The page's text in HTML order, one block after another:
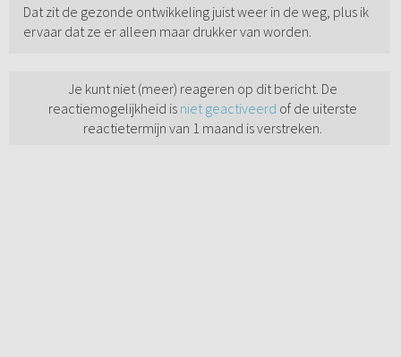
Dat zit de gezonde ontwikkeling juist weer in de weg, plus ik
ervaar dat ze er alleen maar drukker van worden.
Je kunt niet (meer) reageren op dit bericht. De
reactiemogelijkheid is niet geactiveerd of de uiterste
reactietermijn van 1 maand is verstreken.